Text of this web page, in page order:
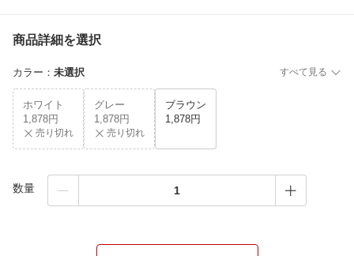
商品詳細を選択
カラー ： 未選択 すべて見る
ホワイト
1,878円
売り切れ
グレー
1,878円
売り切れ
ブラウン
1,878円
数量